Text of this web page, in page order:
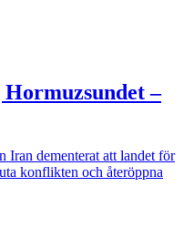
–
Iran dementerat att landet för
konflikten och återöppna